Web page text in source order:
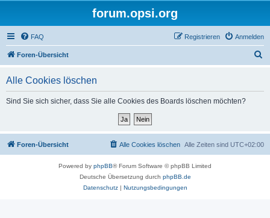
forum.opsi.org
FAQ Anmelden
Registrieren
Foren-Übersicht
Alle Cookies löschen
Sind Sie sich sicher, dass Sie alle Cookies des Boards löschen möchten?
Foren-Übersicht Alle Zeiten sind UTC+02:00
Alle Cookies löschen
Powered by phpBB® Forum Software © phpBB Limited
Deutsche Übersetzung durch phpBB.de
Datenschutz| Nutzungsbedingungen